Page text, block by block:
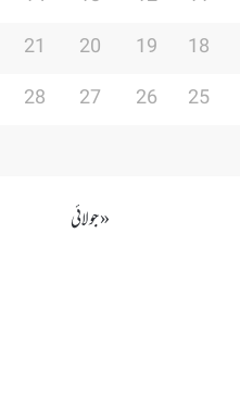
18
19
20
21
25
26
27
28
« جولائی